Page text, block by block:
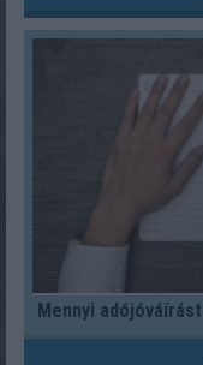
Mennyi